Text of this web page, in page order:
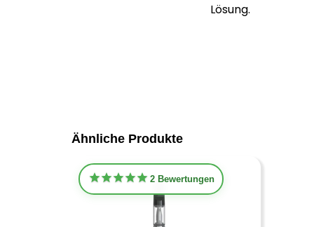
Lösung.
Ähnliche Produkte
2Bewertungen